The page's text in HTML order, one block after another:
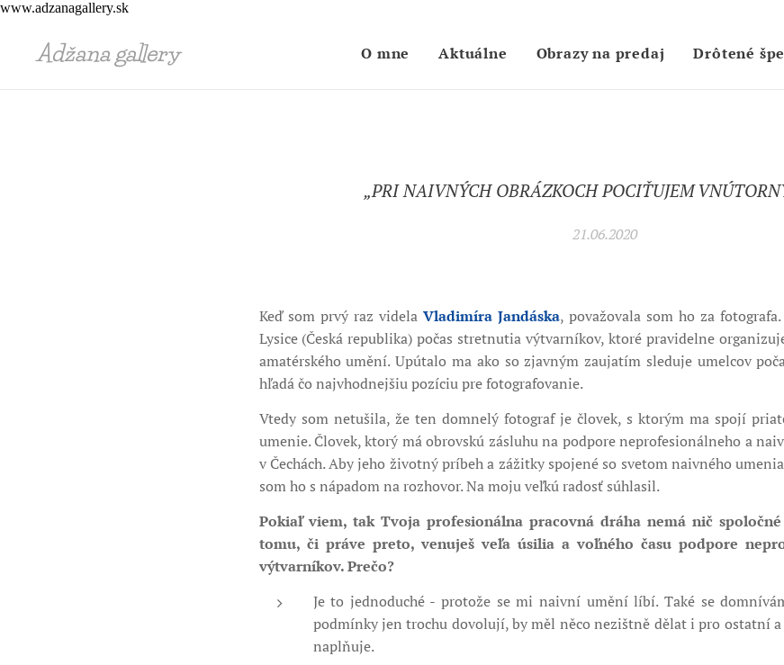
www.adzanagallery.sk
Adžana gallery O mne Aktuálne Obrazy na predaj Drôtené
„PRI NAIVNÝCH OBRÁZKOCH POCIŤUJEM
21.06.2020
Keď som prvý raz videla Vladimíra Jandáska, považovala som ho za
Lysice (Česká republika) počas stretnutia výtvarníkov, ktoré pravidelne
amatérského umění. Upútalo ma ako so zjavným zaujatím sleduje umelcov
hľadá čo najvhodnejšiu pozíciu pre fotografovanie.
Vtedy som netušila, že ten domnelý fotograf je človek, s ktorým ma spojí
umenie. Človek, ktorý má obrovskú zásluhu na podpore neprofesionálneho a
v Čechách. Aby jeho životný príbeh a zážitky spojené so svetom naivného
som ho s nápadom na rozhovor. Na moju veľkú radosť súhlasil.
Pokiaľ viem, tak Tvoja profesionálna pracovná dráha nemá nič
tomu, či práve preto, venuješ veľa úsilia a voľného času podpore
výtvarníkov. Prečo?
Je to jednoduché - protože se mi naivní umění líbí. Také se
podmínky jen trochu dovolují, by měl něco nezištně dělat i pro ostatní
naplňuje. 😊